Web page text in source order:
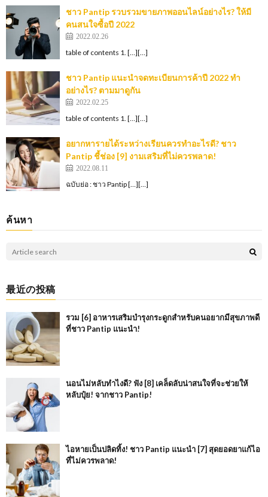
ชาว Pantip รวบรวมขายภาพออนไลน์อย่างไร? ให้มี
คนสนใจซื้อปี 2022
2022.02.26
table of contents 1. […][…]
ชาว Pantip แนะนำจดทะเบียนการค้าปี 2022 ทำ
อย่างไร? ตามมาดูกัน
2022.02.25
table of contents 1. […][…]
อยากหารายได้ระหว่างเรียนควรทำอะไรดี? ชาว
Pantip ชี้ช่อง [9] งามเสริมที่ไม่ควรพลาด!
2022.08.11
ฉบับย่อ : ชาว Pantip […][…]
ค้นหา
最近の投稿
รวม [6] อาหารเสริมบำรุงกระดูกสำหรับคนอยากมีสุขภาพดี
ที่ชาว Pantip แนะนำ!
นอนไม่หลับทำไงดี? ฟัง [8] เคล็ดลับน่าสนใจที่จะช่วยให้
หลับปุ๋ย! จากชาว Pantip!
ไอหายเป็นปลิดทิ้ง! ชาว Pantip แนะนำ [7] สุดยอดยาแก้ไอ
ที่ไม่ควรพลาด!